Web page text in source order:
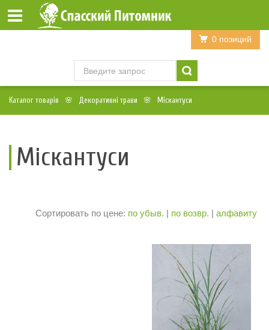
Войти Регистрация
0 позиций
Каталог товарів Декоративні трави Міскантуси
Міскантуси
Сортировать по цене: по убыв. | по возвр. | алфавиту